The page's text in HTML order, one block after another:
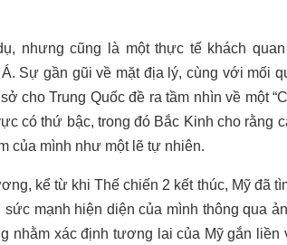
nhưng cũng là một thực tế khách
Sự gần gũi về mặt địa lý, cùng với mối
cho Trung Quốc đề ra tầm nhìn về một
có thứ bậc, trong đó Bắc Kinh cho rằng
của mình như một lẽ tự nhiên.
kể từ khi Thế chiến 2 kết thúc, Mỹ đã
mạnh hiện diện của mình thông qua
nhằm xác định tương lai của Mỹ gắn